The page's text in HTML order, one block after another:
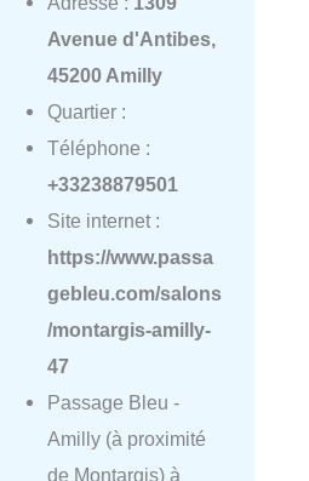
Avenue d'Antibes,
45200 Amilly
Quartier :
Téléphone :
+33238879501
Site internet :
https://www.passa
gebleu.com/salons
/montargis-amilly-
47
Passage Bleu -
Amilly (à proximité
de Montargis) à